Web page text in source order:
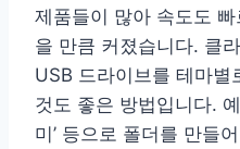
제품들이 많아 속도도
을 만큼 커졌습니다. 클
USB 드라이브를 테마별
것도 좋은 방법입니다. 예
미’ 등으로 폴더를 만들